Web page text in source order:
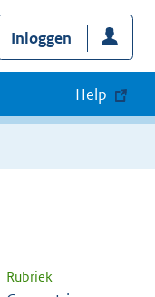
Inloggen
Help
Rubriek